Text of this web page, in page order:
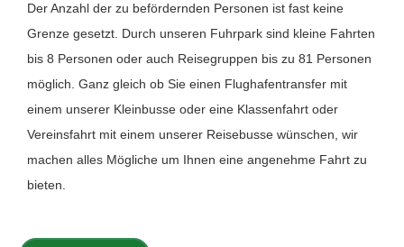
Der Anzahl der zu befördernden Personen ist fast keine
Grenze gesetzt. Durch unseren Fuhrpark sind kleine Fahrten
bis 8 Personen oder auch Reisegruppen bis zu 81 Personen
möglich. Ganz gleich ob Sie einen Flughafentransfer mit
einem unserer Kleinbusse oder eine Klassenfahrt oder
Vereinsfahrt mit einem unserer Reisebusse wünschen, wir
machen alles Mögliche um Ihnen eine angenehme Fahrt zu
bieten.